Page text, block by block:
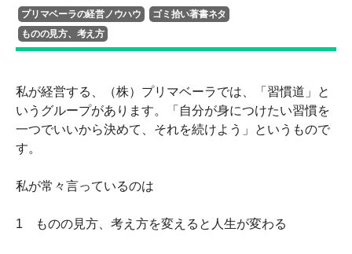
書籍・DVD
メディア掲載情報
お問い合わせ
履歴書
イベント・講演情報
メディア掲載情報
プリマベーラの経営ノウハウ
ゴミ拾い著書ネタ
ものの見方、考え方
私が経営する、（株）プリマベーラでは、「習慣道」と
いうグループがあります。「自分が身につけたい習慣を
一つでいいから決めて、それを続けよう」というもので
す。
私が常々言っているのは
1 ものの見方、考え方を変えると人生が変わる